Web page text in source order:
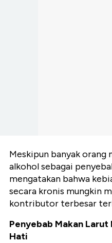
Meskipun banyak orang
alkohol sebagai
mengatakan bahwa
secara kronis mungkin
kontributor terbesar
Penyebab Makan Larut
Hati